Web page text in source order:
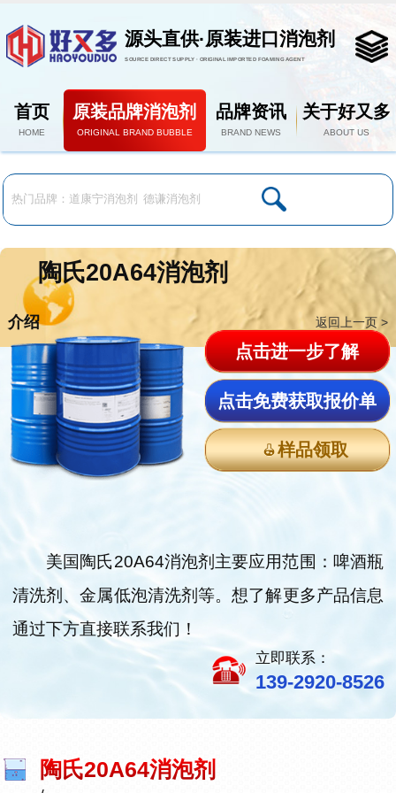
源头直供·原装进口消泡剂
SOURCE DIRECT SUPPLY · ORIGINAL IMPORTED FOAMING AGENT
首页
HOME
原装品牌消泡剂
ORIGINAL BRAND BUBBLE
品牌资讯
BRAND NEWS
关于好又多
ABOUT US
陶氏20A64消泡剂
介绍 返回上一页 >
美国陶氏20A64消泡剂主要应用范围：啤酒瓶
清洗剂、金属低泡清洗剂等。想了解更多产品信息
通过下方直接联系我们！
点击进一步了解
点击免费获取报价单
样品领取
立即联系：
139-2920-8526
陶氏20A64消泡剂